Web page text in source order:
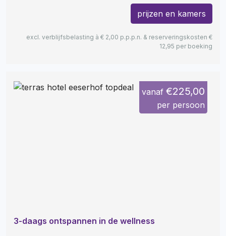
prijzen en kamers
excl. verblijfsbelasting à € 2,00 p.p.p.n. & reserveringskosten €
12,95 per boeking
vanaf €225,00
per persoon
3-daags ontspannen in de wellness